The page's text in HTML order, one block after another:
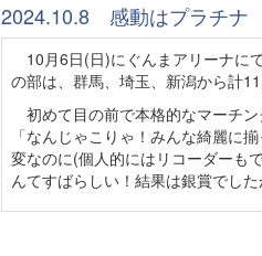
2024.10.8 感動はプラチナ
10月6日(日)にぐんまアリーナに
の部は、群馬、埼玉、新潟から計11
初めて目の前で本格的なマーチン
「なんじゃこりゃ！みんな綺麗に
変なのに(個人的にはリコーダーも
んてすばらしい！結果は銀賞でした